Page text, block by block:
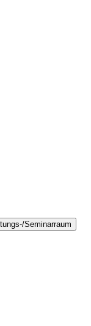
Seminarraum